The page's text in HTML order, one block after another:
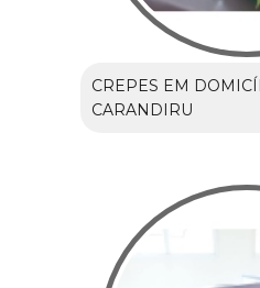
CREPES EM
CARANDIRU